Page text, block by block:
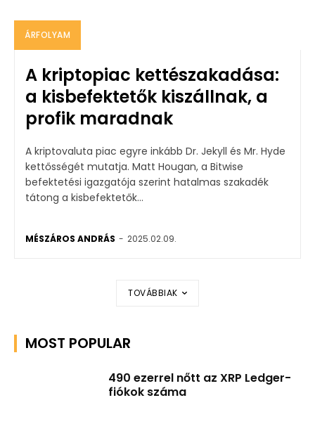
ÁRFOLYAM
A kriptopiac kettészakadása:
a kisbefektetők kiszállnak, a
profik maradnak
A kriptovaluta piac egyre inkább Dr. Jekyll és Mr. Hyde
kettősségét mutatja. Matt Hougan, a Bitwise
befektetési igazgatója szerint hatalmas szakadék
tátong a kisbefektetők...
MÉSZÁROS ANDRÁS - 2025.02.09.
TOVÁBBIAK
MOST POPULAR
490 ezerrel nőtt az XRP Ledger-
fiókok száma